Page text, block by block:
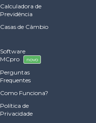
Calculadora de
Previdência
Casas de Câmbio
Software
MCpro
novo
Perguntas
Frequentes
Como Funciona?
Política de
Privacidade